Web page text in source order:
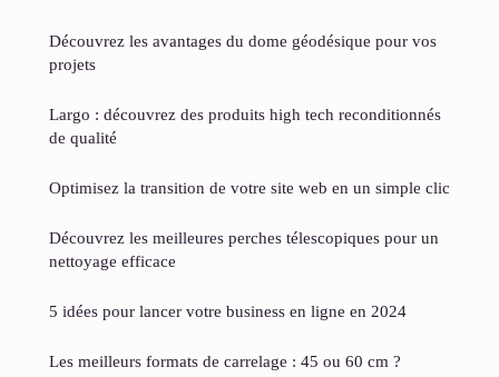
Découvrez les avantages du dome géodésique pour vos
projets
Largo : découvrez des produits high tech reconditionnés
de qualité
Optimisez la transition de votre site web en un simple clic
Découvrez les meilleures perches télescopiques pour un
nettoyage efficace
5 idées pour lancer votre business en ligne en 2024
Les meilleurs formats de carrelage : 45 ou 60 cm ?